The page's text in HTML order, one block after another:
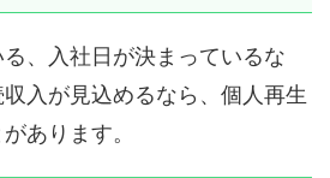
、入社日が決まっているな
入が見込めるなら、個人再生
あります。